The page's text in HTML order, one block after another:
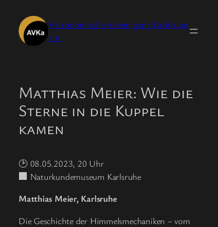
Inhalt
springen
Astronomische Vereinigung Karlsruhe
e.V.
Matthias Meier: Wie die
Sterne in die Kuppel
kamen
🕑 08.05.2023, 20 Uhr
🏢 Naturkundemuseum Karlsruhe
Matthias Meier, Karlsruhe
Die Geschichte der Himmelsmechaniken – vom